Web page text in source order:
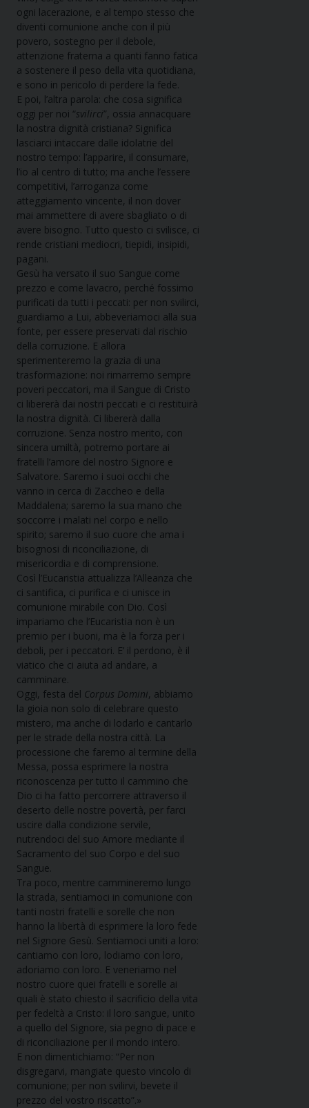
ogni lacerazione, e al tempo stesso che
diventi comunione anche con il più
povero, sostegno per il debole,
attenzione fraterna a quanti fanno fatica
a sostenere il peso della vita quotidiana,
e sono in pericolo di perdere la fede.
E poi, l’altra parola: che cosa significa
oggi per noi “svilirci”, ossia annacquare
la nostra dignità cristiana? Significa
lasciarci intaccare dalle idolatrie del
nostro tempo: l’apparire, il consumare,
l’io al centro di tutto; ma anche l’essere
competitivi, l’arroganza come
atteggiamento vincente, il non dover
mai ammettere di avere sbagliato o di
avere bisogno. Tutto questo ci svilisce, ci
rende cristiani mediocri, tiepidi, insipidi,
pagani.
Gesù ha versato il suo Sangue come
prezzo e come lavacro, perché fossimo
purificati da tutti i peccati: per non svilirci,
guardiamo a Lui, abbeveriamoci alla sua
fonte, per essere preservati dal rischio
della corruzione. E allora
sperimenteremo la grazia di una
trasformazione: noi rimarremo sempre
poveri peccatori, ma il Sangue di Cristo
ci libererà dai nostri peccati e ci restituirà
la nostra dignità. Ci libererà dalla
corruzione. Senza nostro merito, con
sincera umiltà, potremo portare ai
fratelli l’amore del nostro Signore e
Salvatore. Saremo i suoi occhi che
vanno in cerca di Zaccheo e della
Maddalena; saremo la sua mano che
soccorre i malati nel corpo e nello
spirito; saremo il suo cuore che ama i
bisognosi di riconciliazione, di
misericordia e di comprensione.
Così l’Eucaristia attualizza l’Alleanza che
ci santifica, ci purifica e ci unisce in
comunione mirabile con Dio. Così
impariamo che l’Eucaristia non è un
premio per i buoni, ma è la forza per i
deboli, per i peccatori. E’ il perdono, è il
viatico che ci aiuta ad andare, a
camminare.
Oggi, festa del Corpus Domini, abbiamo
la gioia non solo di celebrare questo
mistero, ma anche di lodarlo e cantarlo
per le strade della nostra città. La
processione che faremo al termine della
Messa, possa esprimere la nostra
riconoscenza per tutto il cammino che
Dio ci ha fatto percorrere attraverso il
deserto delle nostre povertà, per farci
uscire dalla condizione servile,
nutrendoci del suo Amore mediante il
Sacramento del suo Corpo e del suo
Sangue.
Tra poco, mentre cammineremo lungo
la strada, sentiamoci in comunione con
tanti nostri fratelli e sorelle che non
hanno la libertà di esprimere la loro fede
nel Signore Gesù. Sentiamoci uniti a loro:
cantiamo con loro, lodiamo con loro,
adoriamo con loro. E veneriamo nel
nostro cuore quei fratelli e sorelle ai
quali è stato chiesto il sacrificio della vita
per fedeltà a Cristo: il loro sangue, unito
a quello del Signore, sia pegno di pace e
di riconciliazione per il mondo intero.
E non dimentichiamo: “Per non
disgregarvi, mangiate questo vincolo di
comunione; per non svilirvi, bevete il
prezzo del vostro riscatto”.»